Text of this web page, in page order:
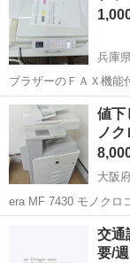
兵庫
ブラザーのＦＡＸ機能付き電
ません。 本体につい
で使うには使えると思
兵庫 宝塚市 東
値
ノ
大阪
era MF 7430 モノクロ
す、…
栂
交通
要/